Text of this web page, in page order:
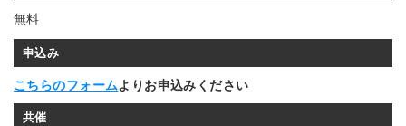
無料
申込み
こちらのフォームよりお申込みください
共催